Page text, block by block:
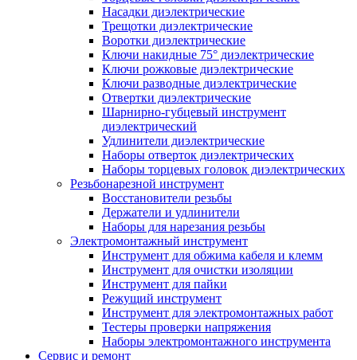
Насадки диэлектрические
Трещотки диэлектрические
Воротки диэлектрические
Ключи накидные 75° диэлектрические
Ключи рожковые диэлектрические
Ключи разводные диэлектрические
Отвертки диэлектрические
Шарнирно-губцевый инструмент
диэлектрический
Удлинители диэлектрические
Наборы отверток диэлектрических
Наборы торцевых головок диэлектрических
Резьбонарезной инструмент
Восстановители резьбы
Держатели и удлинители
Наборы для нарезания резьбы
Электромонтажный инструмент
Инструмент для обжима кабеля и клемм
Инструмент для очистки изоляции
Инструмент для пайки
Режущий инструмент
Инструмент для электромонтажных работ
Тестеры проверки напряжения
Наборы электромонтажного инструмента
Сервис и ремонт